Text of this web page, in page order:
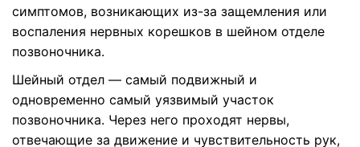
симптомов, возникающих из-за защемления или
воспаления нервных корешков в шейном отделе
позвоночника.
Шейный отдел — самый подвижный и
одновременно самый уязвимый участок
позвоночника. Через него проходят нервы,
отвечающие за движение и чувствительность рук,